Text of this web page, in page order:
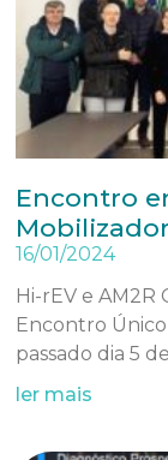
Encontro
16/01/2024
Hi-rEV e AM2R
Encontro
passado dia 5 de
ler mais